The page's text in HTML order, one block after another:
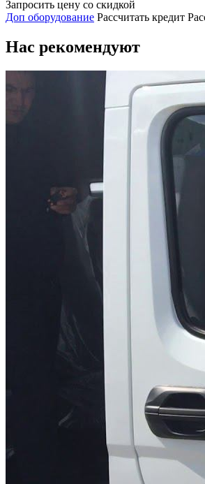
Запросить цену со скидкой
Доп оборудование Рассчитать кредит
Нас рекомендуют